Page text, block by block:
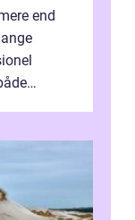
end